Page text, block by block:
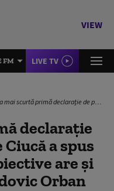
VIEW
FM LIVE TV
primă declarație de premier. Nicolae Ciucă a spus într-un minut ce obiective are și i-a mulțumit lui Ludovic Orban
declarație
a spus
are și
Orban